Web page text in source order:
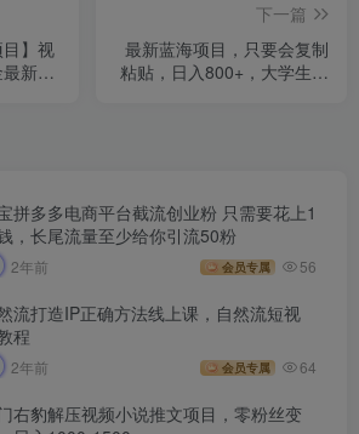
目】视
新玩
下一篇
最新蓝海项目，只要会复制
粘贴，日入800+，大学生考
拼多多电商平台截流创业粉 只需要花上1
，长尾流量至少给你引流50粉
2年前 会员专属 56
流打造IP正确方法线上课，自然流短视
程
2年前 会员专属 64
右豹解压视频小说推文项目，零粉丝变